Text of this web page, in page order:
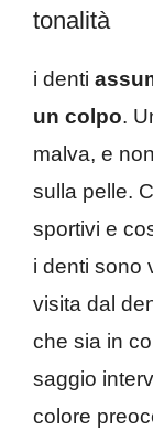
tonalità
i denti
un colpo.
malva, e
sulla pelle.
sportivi e
i denti sono
visita dal
che sia in
saggio
colore